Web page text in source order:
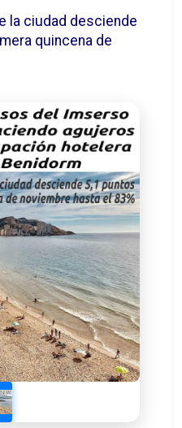
la ciudad desciende
quincena de